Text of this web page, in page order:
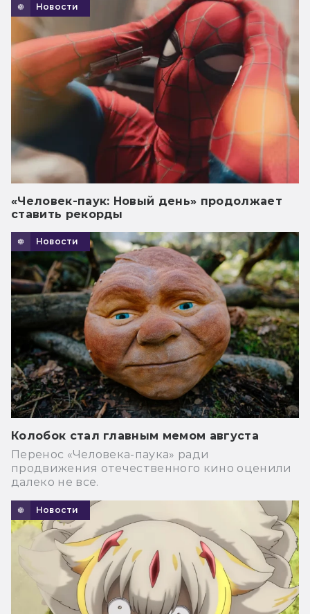
Новости
«Человек-паук: Новый день» продолжает
ставить рекорды
Новости
Колобок стал главным мемом августа
Перенос «Человека-паука» ради
продвижения отечественного кино оценили
далеко не все.
Новости